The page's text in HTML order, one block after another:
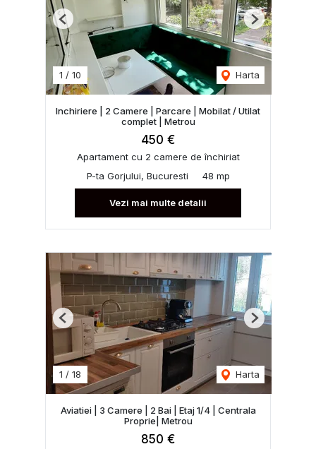
1 / 10 Harta
Previous Next
Inchiriere | 2 Camere | Parcare | Mobilat / Utilat
complet | Metrou
450 €
Apartament cu 2 camere de închiriat
P-ta Gorjului, Bucuresti
48 mp
Vezi mai multe detalii
1 / 18 Harta
Previous Next
Aviatiei | 3 Camere | 2 Bai | Etaj 1/4 | Centrala
Proprie| Metrou
850 €